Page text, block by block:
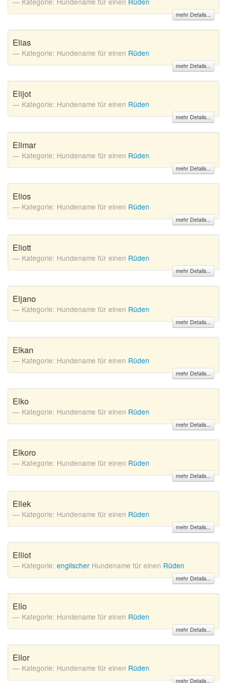
mehr Details...
Elias
Kategorie: Hundename für einen Rüden
mehr Details...
Elijot
Kategorie: Hundename für einen Rüden
mehr Details...
Elimar
Kategorie: Hundename für einen Rüden
mehr Details...
Elios
Kategorie: Hundename für einen Rüden
mehr Details...
Eliott
Kategorie: Hundename für einen Rüden
mehr Details...
Eljano
Kategorie: Hundename für einen Rüden
mehr Details...
Elkan
Kategorie: Hundename für einen Rüden
mehr Details...
Elko
Kategorie: Hundename für einen Rüden
mehr Details...
Elkoro
Kategorie: Hundename für einen Rüden
mehr Details...
Ellek
Kategorie: Hundename für einen Rüden
mehr Details...
Elliot
Kategorie: englischer Hundename für einen Rüden
mehr Details...
Ello
Kategorie: Hundename für einen Rüden
mehr Details...
Ellor
Kategorie: Hundename für einen Rüden
mehr Details...